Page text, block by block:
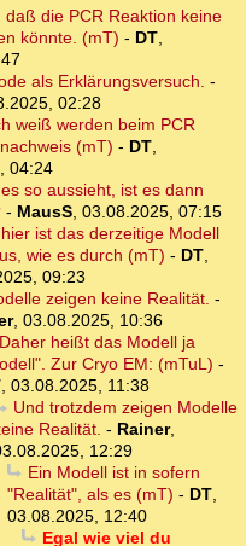
daß die PCR Reaktion keine
könnte. (mT) - DT,
als Erklärungsversuch. -
02:28
weiß werden beim PCR
(mT) - DT,
04:24
so aussieht, ist es dann
- MausS, 03.08.2025, 07:15
ist das derzeitige Modell
wie es durch (mT) - DT,
09:23
zeigen keine Realität. -
, 03.08.2025, 10:36
Daher heißt das Modell ja
Zur Cryo EM: (mTuL) -
, 03.08.2025, 11:38
Und trotzdem zeigen Modelle
Realität. - Rainer,
12:29
Ein Modell ist in sofern
"Realität", als es (mT) - DT,
03.08.2025, 12:40
Egal wie viel du